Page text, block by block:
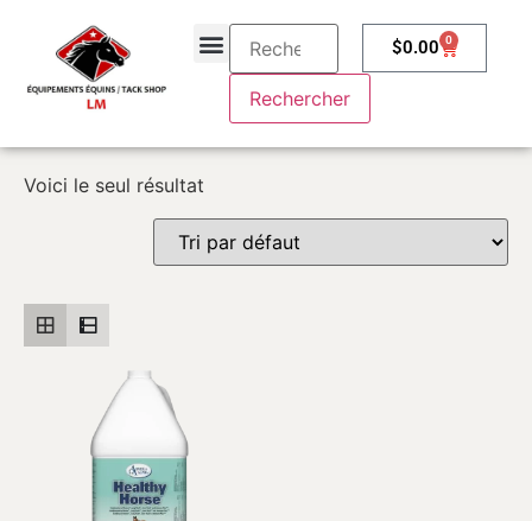
$0.00 0
Voici le seul résultat